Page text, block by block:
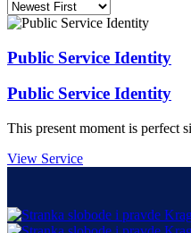
Public Service Identity
Public Service Identity
This present moment is perfect
View Service